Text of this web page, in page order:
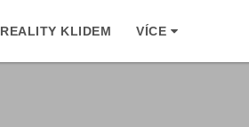
REALITY KLIDEM VÍCE